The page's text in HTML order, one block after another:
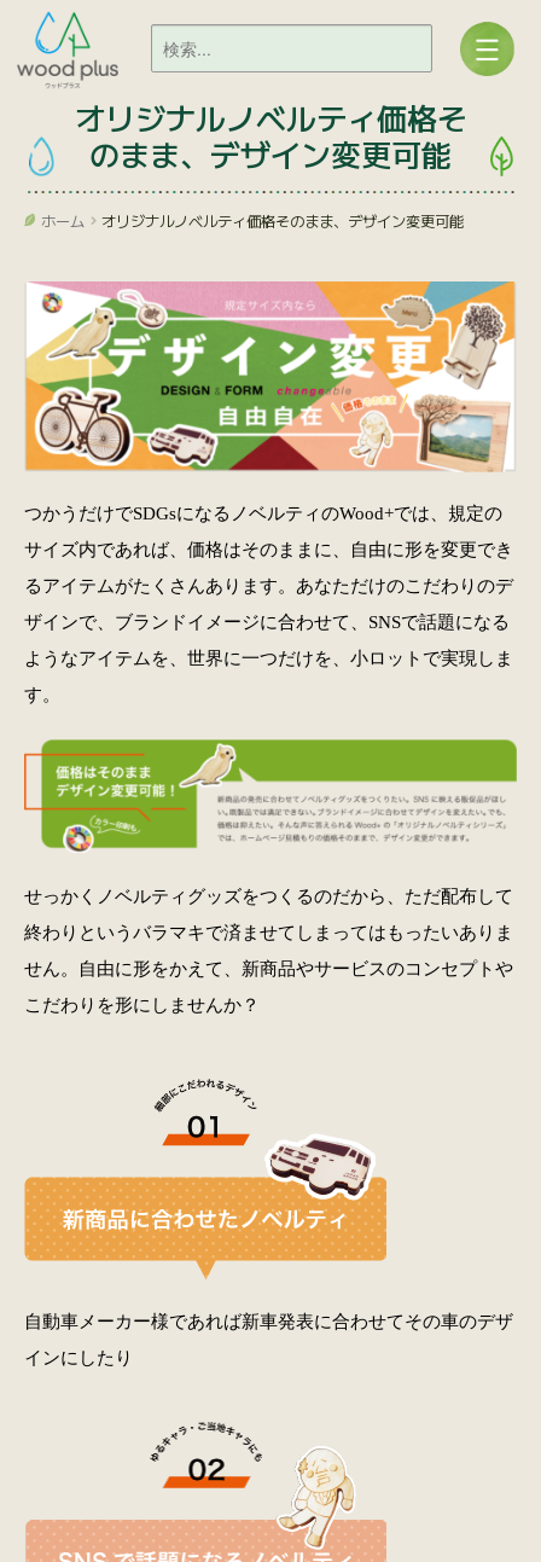
オリジナルノベルティ価格そ
のまま、デザイン変更可能
ホーム オリジナルノベルティ価格そのまま、デザイン変更可能
つかうだけでSDGsになるノベルティのWood+では、規定の
サイズ内であれば、価格はそのままに、自由に形を変更でき
るアイテムがたくさんあります。あなただけのこだわりのデ
ザインで、ブランドイメージに合わせて、SNSで話題になる
ようなアイテムを、世界に一つだけを、小ロットで実現しま
す。
せっかくノベルティグッズをつくるのだから、ただ配布して
終わりというバラマキで済ませてしまってはもったいありま
せん。自由に形をかえて、新商品やサービスのコンセプトや
こだわりを形にしませんか？
自動車メーカー様であれば新車発表に合わせてその車のデザ
インにしたり